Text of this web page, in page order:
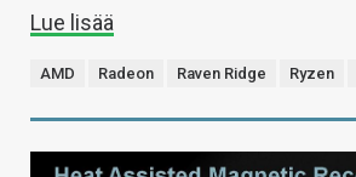
Lue lisää
AMD Radeon Raven Ridge Ryzen